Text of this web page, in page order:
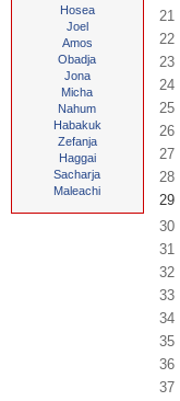
Hosea
Joel
Amos
Obadja
Jona
Micha
Nahum
Habakuk
Zefanja
Haggai
Sacharja
Maleachi
21
22
23
24
25
26
27
28
29
30
31
32
33
34
35
36
37